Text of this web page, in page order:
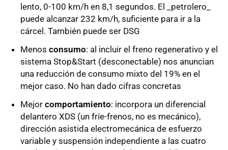
lento, 0-100 km/h en 8,1 segundos. El _petrolero_
puede alcanzar 232 km/h, suficiente para ir a la
cárcel. También puede ser DSG
Menos consumo: al incluir el freno regenerativo y el
sistema Stop&Start (desconectable) nos anuncian
una reducción de consumo mixto del 19% en el
mejor caso. No han dado cifras concretas
Mejor comportamiento: incorpora un diferencial
delantero XDS (un fríe-frenos, no es mecánico),
dirección asistida electromecánica de esfuerzo
variable y suspensión independiente a las cuatro